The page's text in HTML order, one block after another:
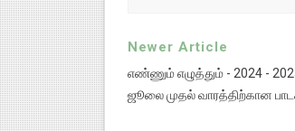
Newer Article
எண்ணும் எழுத்தும் - 2024 -
ஜூலை முதல் வாரத்திற்கான